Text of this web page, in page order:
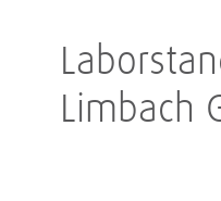
Limbach